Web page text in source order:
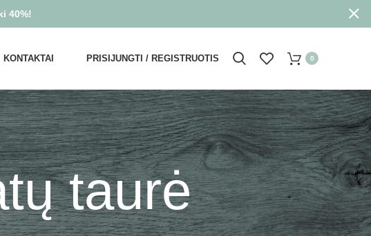
KONTAKTAI PRISIJUNGTI / REGISTRUOTIS 0
taurė
40%!